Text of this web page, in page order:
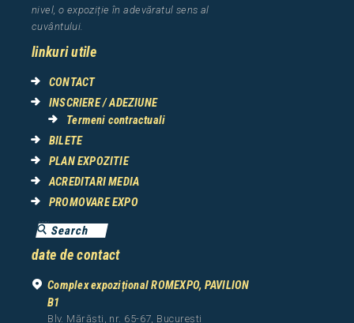
nivel, o expoziție în adevăratul sens al
cuvântului.
linkuri utile
CONTACT
INSCRIERE / ADEZIUNE
Termeni contractuali
BILETE
PLAN EXPOZITIE
ACREDITARI MEDIA
PROMOVARE EXPO
date de contact
Complex expozițional ROMEXPO, PAVILION
B1
Blv. Mărăști, nr. 65-67, București